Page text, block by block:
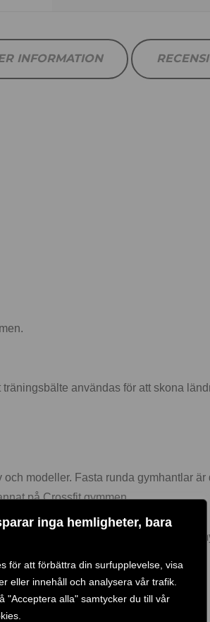
inga hemligheter, bara
för att förbättra din surfupplevelse, visa
eller innehåll och analysera vår trafik.
"Acceptera alla" samtycker du till vår
INFORMATION
användas för att skona
modeller. Fasta runda gymhantlar
på Crossfit gymmen.
kg är en smidig modell som sparar
eller på klubben.